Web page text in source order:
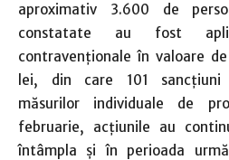
aproximativ 3.600 de
constatate au fost
contravenţionale în valoare
lei, din care 101 sancțiuni
măsurilor individuale de
februarie, acţiunile au
întâmpla şi în perioada